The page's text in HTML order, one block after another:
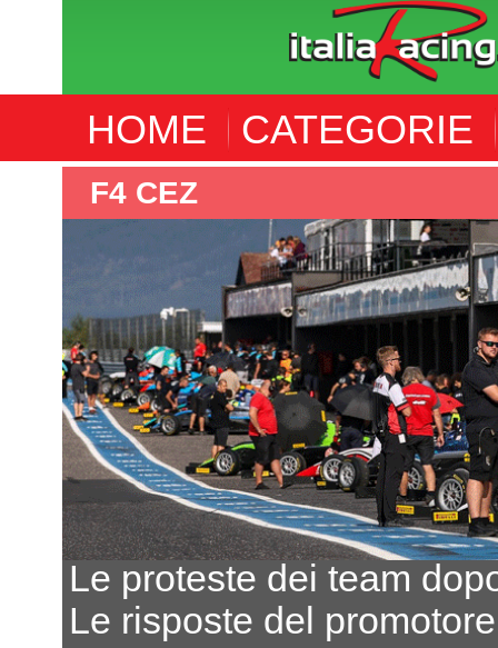
HOME CATEGORIE
F4 CEZ
Le proteste dei team
Le risposte del